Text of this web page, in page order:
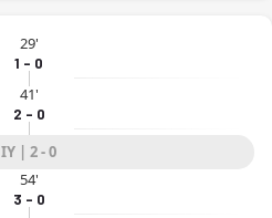
29'
1 - 0
41'
2 - 0
IY | 2 - 0
54'
3 - 0